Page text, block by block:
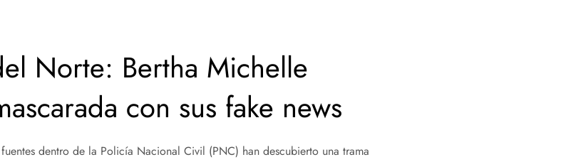
Norte: Bertha Michelle
con sus fake news
dentro de la Policía Nacional Civil (PNC) han descubierto una trama